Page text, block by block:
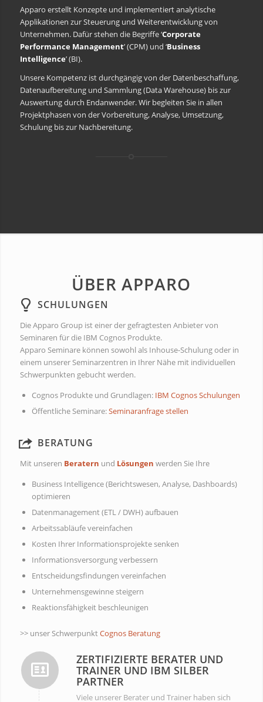
Apparo erstellt Konzepte und implementiert analytische
Applikationen zur Steuerung und Weiterentwicklung von
Unternehmen. Dafür stehen die Begriffe ‘Corporate
Performance Management’ (CPM) und ‘Business
Intelligence’ (BI).
Unsere Kompetenz ist durchgängig von der Datenbeschaffung,
Datenaufbereitung und Sammlung (Data Warehouse) bis zur
Auswertung durch Endanwender. Wir begleiten Sie in allen
Projektphasen von der Vorbereitung, Analyse, Umsetzung,
Schulung bis zur Nachbereitung.
ÜBER APPARO
SCHULUNGEN
Die Apparo Group ist einer der gefragtesten Anbieter von
Seminaren für die IBM Cognos Produkte.
Apparo Seminare können sowohl als Inhouse-Schulung oder in
einem unserer Seminarzentren in Ihrer Nähe mit individuellen
Schwerpunkten gebucht werden.
Cognos Produkte und Grundlagen: IBM Cognos Schulungen
Öffentliche Seminare:Seminaranfrage stellen
BERATUNG
Mit unseren Beratern und Lösungen werden Sie Ihre
Business Intelligence (Berichtswesen, Analyse, Dashboards)
optimieren
Datenmanagement (ETL / DWH) aufbauen
Arbeitssabläufe vereinfachen
Kosten Ihrer Informationsprojekte senken
Informationsversorgung verbessern
Entscheidungsfindungen vereinfachen
Unternehmensgewinne steigern
Reaktionsfähigkeit beschleunigen
>> unser SchwerpunktCognos Beratung
ZERTIFIZIERTE BERATER UND
TRAINER UND IBM SILBER
PARTNER
Viele unserer Berater und Trainer haben sich